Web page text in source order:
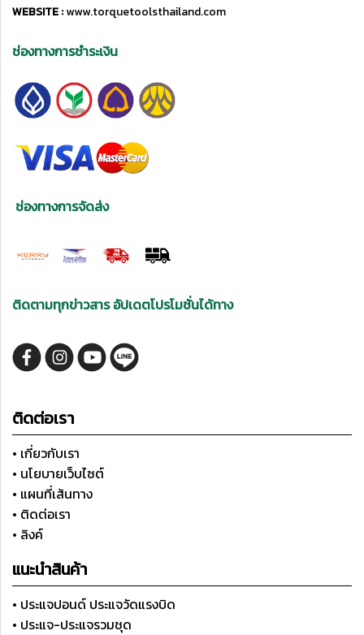
WEBSITE :www.torquetoolsthailand.com
ช่องทางการชำระเงิน
ช่องทางการจัดส่ง
ติดตามทุกข่าวสาร อัปเดตโปรโมชั่นได้ทาง
ติดต่อเรา
• เกี่ยวกับเรา
• นโยบายเว็บไซต์
• แผนที่เส้นทาง
• ติดต่อเรา
• ลิงค์
แนะนำสินค้า
• ประแจปอนด์ ประแจวัดแรงบิด
• ประแจ-ประแจรวมชุด